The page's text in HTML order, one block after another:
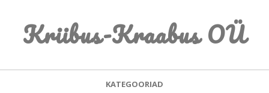
contentKriibus-Kraabus OÜ
KATEGOORIAD